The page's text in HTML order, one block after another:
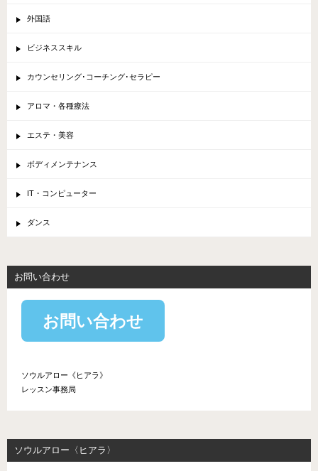
外国語
ビジネススキル
カウンセリング･コーチング･セラピー
アロマ・各種療法
エステ・美容
ボディメンテナンス
IT・コンピューター
ダンス
お問い合わせ
お問い合わせ
ソウルアロー《ヒアラ》
レッスン事務局
ソウルアロー〈ヒアラ〉